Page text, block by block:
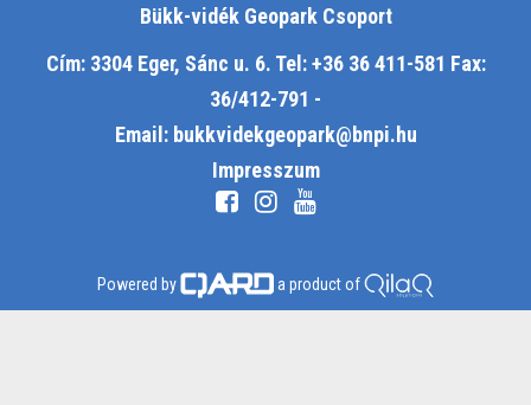
Bükk-vidék Geopark Csoport
Cím: 3304 Eger, Sánc u. 6. Tel: +36 36 411-581 Fax:
36/412-791 -
Email: bukkvidekgeopark@bnpi.hu
Impresszum
Powered by a product of